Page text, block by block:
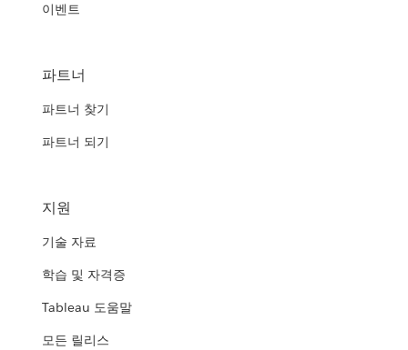
이벤트
파트너
파트너 찾기
파트너 되기
지원
기술 자료
학습 및 자격증
Tableau 도움말
모든 릴리스